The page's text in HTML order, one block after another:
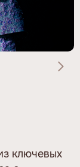
ключевых